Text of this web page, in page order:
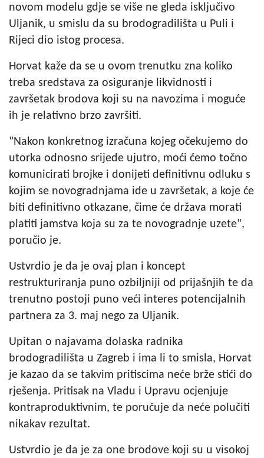
novom modelu gdje se više ne gleda isključivo
Uljanik, u smislu da su brodogradilišta u Puli i
Rijeci dio istog procesa.
Horvat kaže da se u ovom trenutku zna koliko
treba sredstava za osiguranje likvidnosti i
završetak brodova koji su na navozima i moguće
ih je relativno brzo završiti.
"Nakon konkretnog izračuna kojeg očekujemo do
utorka odnosno srijede ujutro, moći ćemo točno
komunicirati brojke i donijeti definitivnu odluku s
kojim se novogradnjama ide u završetak, a koje će
biti definitivno otkazane, čime će država morati
platiti jamstva koja su za te novogradnje uzete",
poručio je.
Ustvrdio je da je ovaj plan i koncept
restrukturiranja puno ozbiljniji od prijašnjih te da
trenutno postoji puno veći interes potencijalnih
partnera za 3. maj nego za Uljanik.
Upitan o najavama dolaska radnika
brodogradilišta u Zagreb i ima li to smisla, Horvat
je kazao da se takvim pritiscima neće brže stići do
rješenja. Pritisak na Vladu i Upravu ocjenjuje
kontraproduktivnim, te poručuje da neće polučiti
nikakav rezultat.
Ustvrdio je da je za one brodove koji su u visokoj